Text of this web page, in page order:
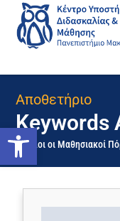
Ανοίξτε τη γραμμή εργαλείων
Αποθετήριο
Keywords
Όλοι οι Μαθησιακοί